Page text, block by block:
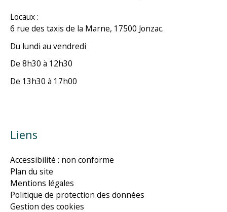
Locaux :
6 rue des taxis de la Marne, 17500 Jonzac.
Du lundi au vendredi
De 8h30 à 12h30
De 13h30 à 17h00
Liens
Accessibilité : non conforme
Plan du site
Mentions légales
Politique de protection des données
Gestion des cookies